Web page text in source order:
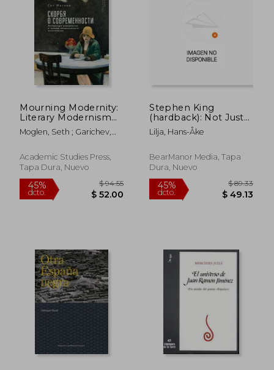
45%
$ 213.34
45%
dcto.
Mourning Modernity:
Literary Modernism
and the Injuries of
American Capitalism
Moglen, Seth ; Garichev,
Academic Studies Press,
Tapa Dura, Nuevo
Stephen King
(hardback): Not Just
Horror (en Inglés)
Lilja, Hans-Åke
BearManor Media, Tapa
Dura, Nuevo